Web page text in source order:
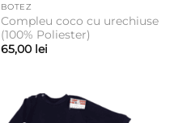
BOTEZ
Compleu coco cu urechiuse
(100% Poliester)
65,00 lei